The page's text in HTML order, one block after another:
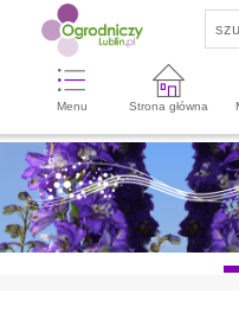
Menu Strona główna